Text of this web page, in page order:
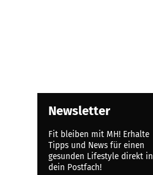
Newsletter
Fit bleiben mit MH! Erhalte
Tipps und News für einen
gesunden Lifestyle direkt in
dein Postfach!